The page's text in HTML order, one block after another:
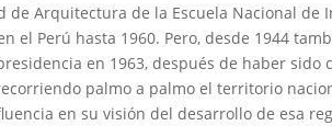
de Arquitectura de la Escuela Nacional de
el Perú hasta 1960. Pero, desde 1944
en 1963, después de haber sido
palmo a palmo el territorio
en su visión del desarrollo de esa